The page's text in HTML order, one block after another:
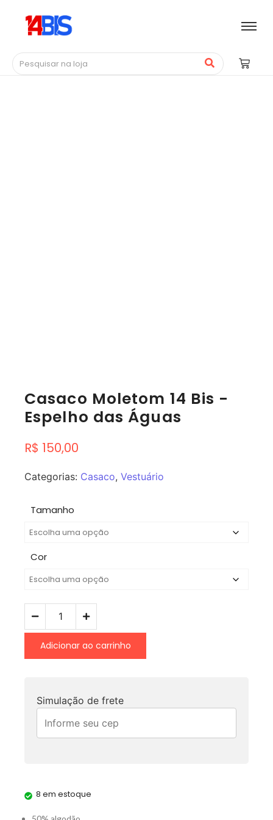
Casaco Moletom 14 Bis -
Espelho das Águas
R$ 150,00
Categorias: Casaco, Vestuário
Tamanho
Cor
Adicionar ao carrinho
Simulação de frete
8 em estoque